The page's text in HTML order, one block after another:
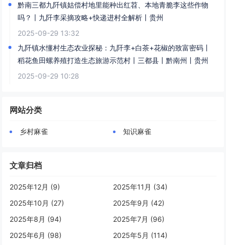
黔南三都九阡镇姑偿村地里能种出红苕、本地青脆李这些作物
吗？丨九阡李采摘攻略+快递进村全解析丨贵州
2025-09-29 13:32
九阡镇水懂村生态农业探秘：九阡李+白茶+花椒的致富密码丨
稻花鱼田螺养殖打造生态旅游示范村丨三都县丨黔南州丨贵州
2025-09-29 10:28
网站分类
乡村麻雀 知识麻雀
文章归档
2025年12月 (9)
2025年11月 (34)
2025年10月 (27)
2025年9月 (42)
2025年8月 (94)
2025年7月 (96)
2025年6月 (98)
2025年5月 (114)